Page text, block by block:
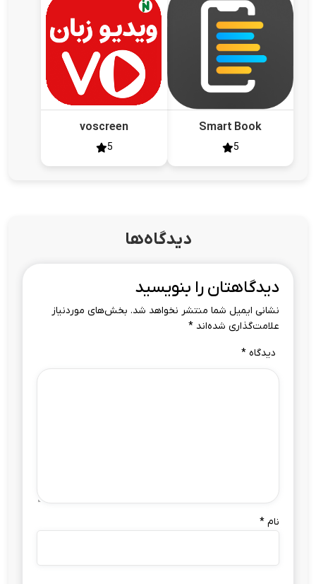
Smart Book
5
voscreen
5
دیدگاه‌ها
دیدگاهتان را بنویسید
نشانی ایمیل شما منتشر نخواهد شد. بخش‌های موردنیاز
علامت‌گذاری شده‌اند *
دیدگاه *
نام *